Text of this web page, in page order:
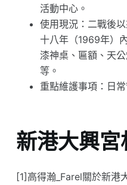
活動中心。
使用現況：二戰後
十八年（1969年）
漆神桌、匾額、天
等。
重點維護事項：日
新港大興
[1]高得瀚_Farel關於新港